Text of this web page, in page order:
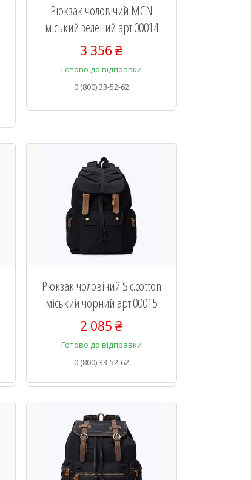
Рюкзак чоловічий MCN
міський зелений арт.00014
3 356 ₴
Готово до відправки
0 (800) 33-52-62
Рюкзак чоловічий S.c.cotton
міський чорний арт.00015
2 085 ₴
Готово до відправки
0 (800) 33-52-62